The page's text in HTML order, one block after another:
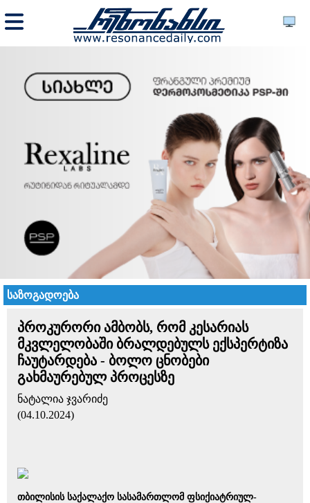
საზოგადოება
პროკურორი ამბობს, რომ კესარიას
მკვლელობაში ბრალდებულს ექსპერტიზა
ჩაუტარდება - ბოლო ცნობები
გახმაურებულ პროცესზე
ნატალია ჯვარიძე
(04.10.2024)
თბილისის საქალაქო სასამართლომ ფსიქიატრიულ-